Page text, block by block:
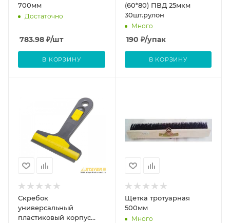
700мм
Достаточно
783.98 ₽/шт
В КОРЗИНУ
(60*80) ПВД 25мкм
30шт.рулон
Много
190 ₽/упак
В КОРЗИНУ
Скребок
универсальный
пластиковый корпус
Щетка тротуарная
500мм
Много